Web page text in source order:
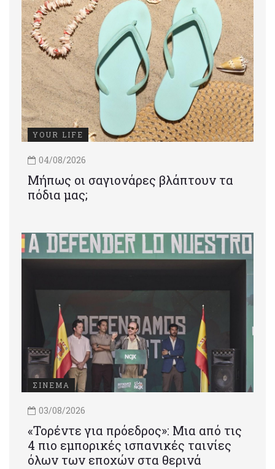
YOUR LIFE
04/08/2026
Μήπως οι σαγιονάρες βλάπτουν τα
πόδια μας;
ΣΙΝΕΜΑ
03/08/2026
«Τορέντε για πρόεδρος»: Mια από τις
4 πιο εμπορικές ισπανικές ταινίες
όλων των εποχών στα θερινά